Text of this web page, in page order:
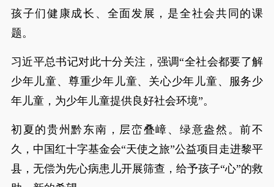
孩子们健康成长、全面发展，是全社会共同的课
题。
习近平总书记对此十分关注，强调“全社会都要了解
少年儿童、尊重少年儿童、关心少年儿童、服务少
年儿童，为少年儿童提供良好社会环境”。
初夏的贵州黔东南，层峦叠嶂、绿意盎然。前不
久，中国红十字基金会“天使之旅”公益项目走进黎平
县，无偿为先心病患儿开展筛查，给予孩子“心”的救